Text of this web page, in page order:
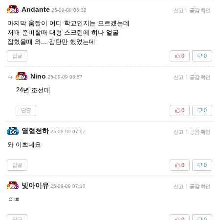
Andante 25-09-09 06:32 신고 | 공감 확인
마지막 움짤이 어디 학교인지는 모르겠는데
저때 준비할때 대형 스크린에 히나 얼굴
잡혔을때 와... 감탄만 했었는데
답글 0
0
Nino 25-09-09 06:57 신고 | 공감 확인
24년 조선대
답글 0
0
열혈천하 25-09-09 07:07 신고 | 공감 확인
와 이쁘네요
답글 0
0
빛아이유 25-09-09 07:10 신고 | 공감 확인
ㅇㅃ